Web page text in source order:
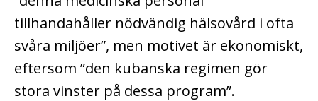
tillhandahåller nödvändig hälsovård i ofta
svåra miljöer”, men motivet är ekonomiskt,
eftersom ”den kubanska regimen gör
stora vinster på dessa program”.